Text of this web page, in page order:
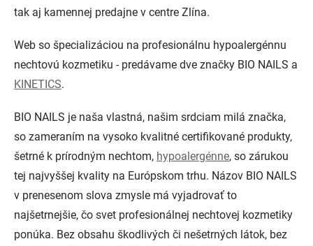
tak aj kamennej predajne v centre Zlína.
Web so špecializáciou na profesionálnu hypoalergénnu
nechtovú kozmetiku - predávame dve značky BIO NAILS a
KINETICS.
BIO NAILS je naša vlastná, našim srdciam milá značka,
so zameraním na vysoko kvalitné certifikované produkty,
šetrné k prírodným nechtom, hypoalergénne, so zárukou
tej najvyššej kvality na Európskom trhu. Názov BIO NAILS
v prenesenom slova zmysle má vyjadrovať to
najšetrnejšie, čo svet profesionálnej nechtovej kozmetiky
ponúka. Bez obsahu škodlivých či nešetrných látok, bez